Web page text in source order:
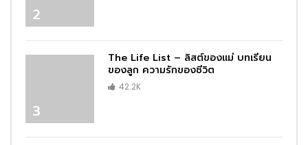
2
3
The Life List – ลิสต์ของแม่ บทเรียน
ของลูก ความรักของชีวิต
42.2K